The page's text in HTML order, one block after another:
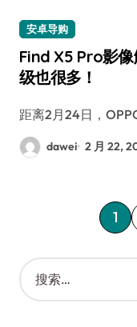
安卓导购
Find X5 Pro影
级也很多！
距离2月24日，
dawei 2 月 22,
文
章
分
1
搜
索
：